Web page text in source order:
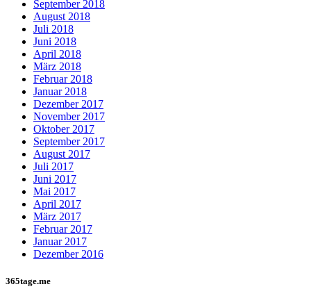
September 2018
August 2018
Juli 2018
Juni 2018
April 2018
März 2018
Februar 2018
Januar 2018
Dezember 2017
November 2017
Oktober 2017
September 2017
August 2017
Juli 2017
Juni 2017
Mai 2017
April 2017
März 2017
Februar 2017
Januar 2017
Dezember 2016
365tage.me